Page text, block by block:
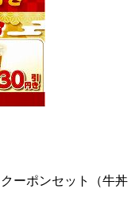
ーポンセット（牛丼